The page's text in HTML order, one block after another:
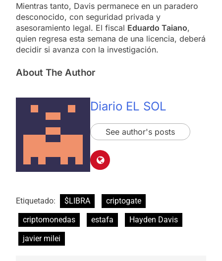
Mientras tanto, Davis permanece en un paradero
desconocido, con seguridad privada y
asesoramiento legal. El fiscal Eduardo Taiano,
quien regresa esta semana de una licencia, deberá
decidir si avanza con la investigación.
About The Author
Diario EL SOL
See author's posts
Etiquetado: $LIBRA
criptogate
criptomonedas
estafa
Hayden Davis
javier milei